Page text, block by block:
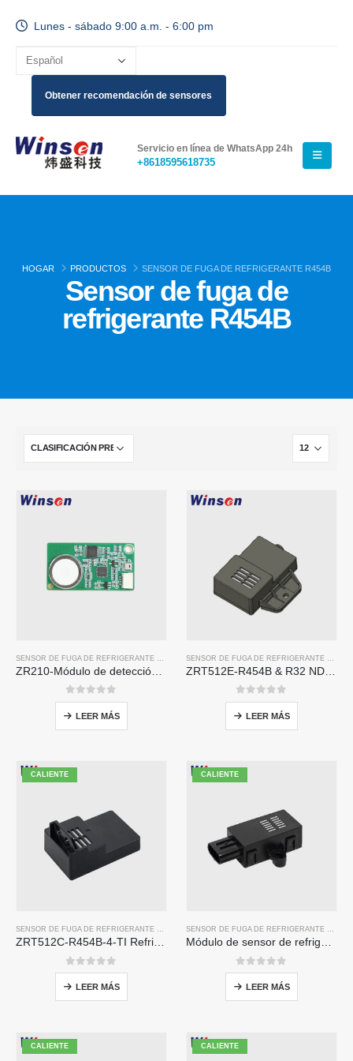
Lunes - sábado 9:00 a.m. - 6:00 pm
Obtener recomendación de sensores
Servicio en línea de WhatsApp 24h
+8618595618735
HOGAR PRODUCTOS SENSOR DE FUGA DE REFRIGERANTE R454B
Sensor de fuga de
refrigerante R454B
SENSOR DE FUGA DE REFRIGERANTE R454B
0de 5
LEER MÁS
0de 5
LEER MÁS
CALIENTE
SENSOR DE FUGA DE REFRIGERANTE R454B
ZRT512C-R454B-4-TI Refrigerant Sensor Module | NDIR Technology for HVAC & Industrial Safety Monitoring
0de 5
LEER MÁS
CALIENTE
SENSOR DE FUGA DE REFRIGERANTE R454B
Módulo de sensor de refrigerante ZRT510 R454B-Sensor de refrigerante NDIR de alto rendimiento
0de 5
LEER MÁS
CALIENTE CALIENTE